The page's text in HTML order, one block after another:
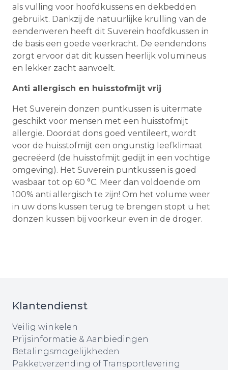
als vulling voor hoofdkussens en dekbedden
gebruikt. Dankzij de natuurlijke krulling van de
eendenveren heeft dit Suverein hoofdkussen in
de basis een goede veerkracht. De eendendons
zorgt ervoor dat dit kussen heerlijk volumineus
en lekker zacht aanvoelt.
Anti allergisch en huisstofmijt vrij
Het Suverein donzen puntkussen is uitermate
geschikt voor mensen met een huisstofmijt
allergie. Doordat dons goed ventileert, wordt
voor de huisstofmijt een ongunstig leefklimaat
gecreëerd (de huisstofmijt gedijt in een vochtige
omgeving). Het Suverein puntkussen is goed
wasbaar tot op 60 °C. Meer dan voldoende om
100% anti allergisch te zijn! Om het volume weer
in uw dons kussen terug te brengen stopt u het
donzen kussen bij voorkeur even in de droger.
Klantendienst
Veilig winkelen
Prijsinformatie & Aanbiedingen
Betalingsmogelijkheden
Pakketverzending of Transportlevering